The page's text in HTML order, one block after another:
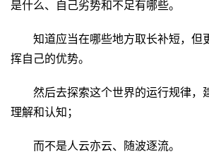
是什么、自己劣势和不足有哪些。
知道应当在哪些地方取长补短，但
挥自己的优势。
然后去探索这个世界的运行规律，
理解和认知；
而不是人云亦云、随波逐流。